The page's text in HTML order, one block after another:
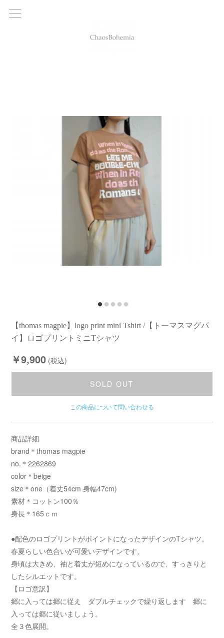
【thomas magpie】logo print mini Tshirt /【トーマスマグパ
イ】ロゴプリントミニTシャツ
￥9,900 (税込)
SOLD OUT
この商品について問い合わせる
商品詳細
brand＊thomas magpie
no.＊2262869
color＊beige
size＊one（着丈54cm 身幅47cm)
素材＊コットン100％
身長＊165ｃｍ
●配色のロゴプリントがポイントになったデザインのTシャツ。
春夏らしい色合いが可愛いデザインです。
身頃は大きめ、袖と着丈が短めになっているので、すっきりと
したシルエットです。
【ロゴ意訳】
郷に入っては郷に従え ダブルチェックで繰り返します 郷に
入っては郷に従いましょう。
全３色展開。